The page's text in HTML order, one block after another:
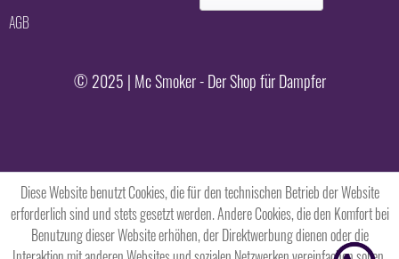
AGB
© 2025 | Mc Smoker - Der Shop für Dampfer
Diese Website benutzt Cookies, die für den technischen Betrieb der Website
erforderlich sind und stets gesetzt werden. Andere Cookies, die den Komfort bei
Benutzung dieser Website erhöhen, der Direktwerbung dienen oder die